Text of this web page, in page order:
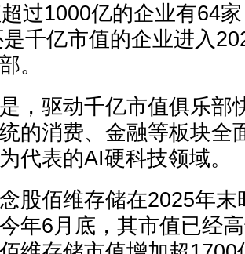
过1000亿的企业有64
千亿市值的企业进入
。
，驱动千亿市值俱乐部
的消费、金融等板块全
代表的AI硬科技领域。
股佰维存储在2025年
年6月底，其市值已经